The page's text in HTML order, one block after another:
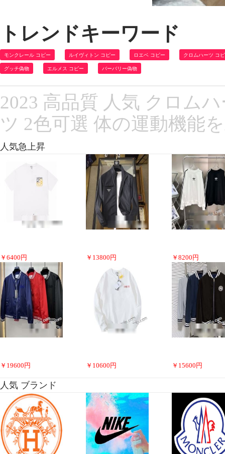
トレンドキーワード
モンクレール コピー ルイヴィトン コピー ロエベ コピー クロムハーツ コ
グッチ偽物 エルメス コピー バーバリー偽物
2023 高品質 人気 クロム
ツ 2色可選 体の運動機能
人気急上昇
￥ 6400 円 ￥ 13800 円 ￥ 8200 円
￥ 19600 円 ￥ 10600 円 ￥ 15600 円
人気 ブランド